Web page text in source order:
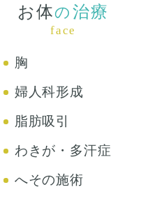
お体の 治療
face
胸
婦人科形成
脂肪吸引
わきが・多汗症
へその施術